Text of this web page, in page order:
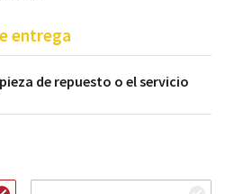
entrega
de repuesto o el servicio